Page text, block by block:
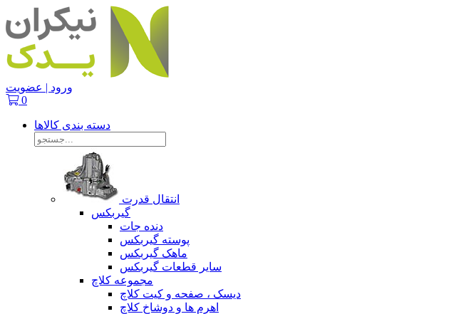
ورود | عضویت
0
دسته بندی کالاها
انتقال قدرت
گیربکس
دنده جات
پوسته گیربکس
ماهک گیربکس
سایر قطعات گیربکس
مجموعه کلاچ
دیسک ، صفحه و کیت کلاچ
اهرم ها و دوشاخ کلاچ